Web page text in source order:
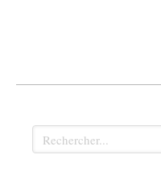
Rechercher